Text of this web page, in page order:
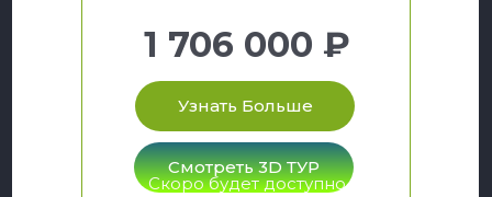
1 706 000 ₽
Узнать Больше
Смотреть 3D ТУР
Скоро будет доступно